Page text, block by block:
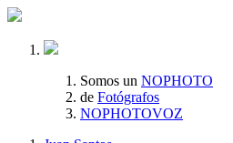
Somos un NOPHOTO
de Fotógrafos
NOPHOTOVOZ